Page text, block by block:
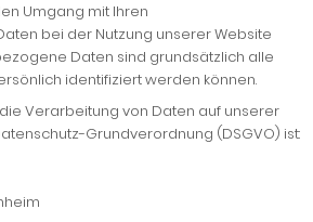
Umgang mit Ihren
bei der Nutzung unserer Website
Daten sind grundsätzlich alle
identifiziert werden können.
Verarbeitung von Daten auf unserer
Grundverordnung (DSGVO) ist: